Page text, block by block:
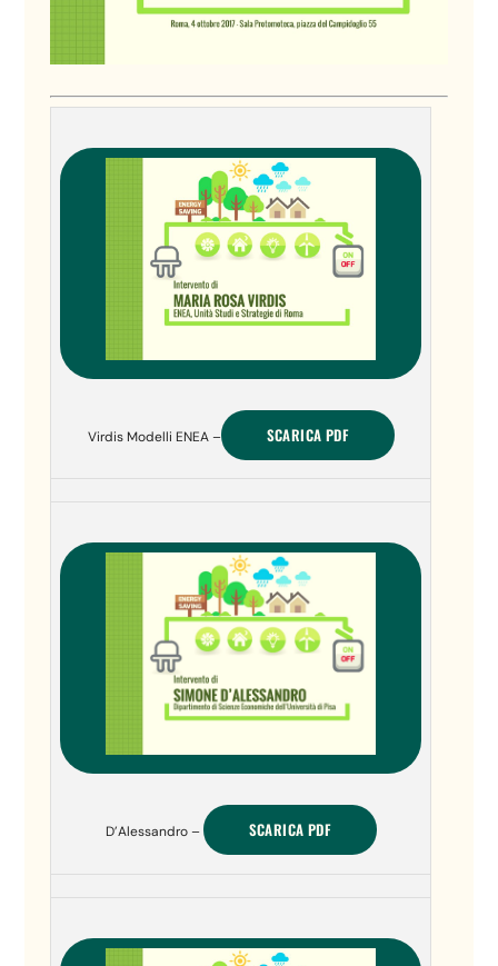
Virdis Modelli ENEA – SCARICA PDF
D’Alessandro – SCARICA PDF